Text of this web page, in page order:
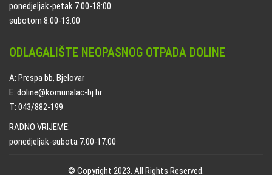
ponedjeljak-petak 7:00-18:00
subotom 8:00-13:00
ODLAGALIŠTE NEOPASNOG OTPADA DOLINE
A: Prespa bb, Bjelovar
E: doline@komunalac-bj.hr
T: 043/882-199
RADNO VRIJEME:
ponedjeljak-subota 7:00-17:00
© Copyright 2023. All Rights Reserved.